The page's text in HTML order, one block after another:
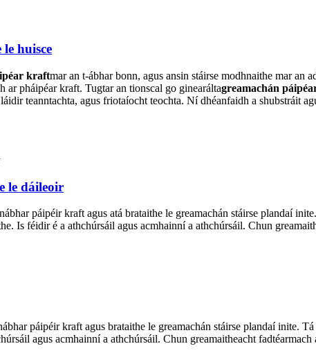
huisce
kraftmar an t-ábhar bonn, agus ansin stáirse modhnaithe mar an
ar pháipéar kraft. Tugtar an tionscal go ginearáltagreamachán
teanntachta, agus friotaíocht teochta. Ní dhéanfaidh a shubstráit
le dáileoir
páipéir kraft agus atá brataithe le greamachán stáirse plandaí
Is féidir é a athchúrsáil agus acmhainní a athchúrsáil. Chun
páipéir kraft agus brataithe le greamachán stáirse plandaí inite.
agus acmhainní a athchúrsáil. Chun greamaitheacht fadtéarmach